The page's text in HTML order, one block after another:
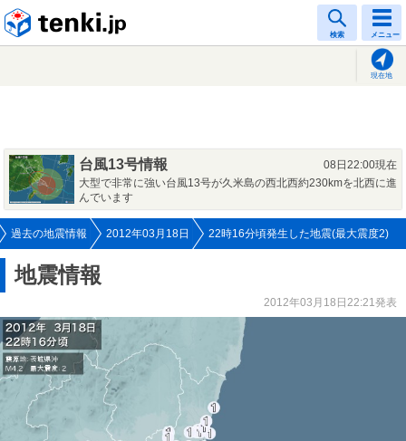
検索 メニュー
現在地
台風13号情報
08日22:00現在
大型で非常に強い台風13号が久米島の西北西約230kmを北西に進
んでいます
過去の地震情報 2012年03月18日 22時16分頃発生した地震(最大震度2)
地震情報
2012年03月18日22:21発表